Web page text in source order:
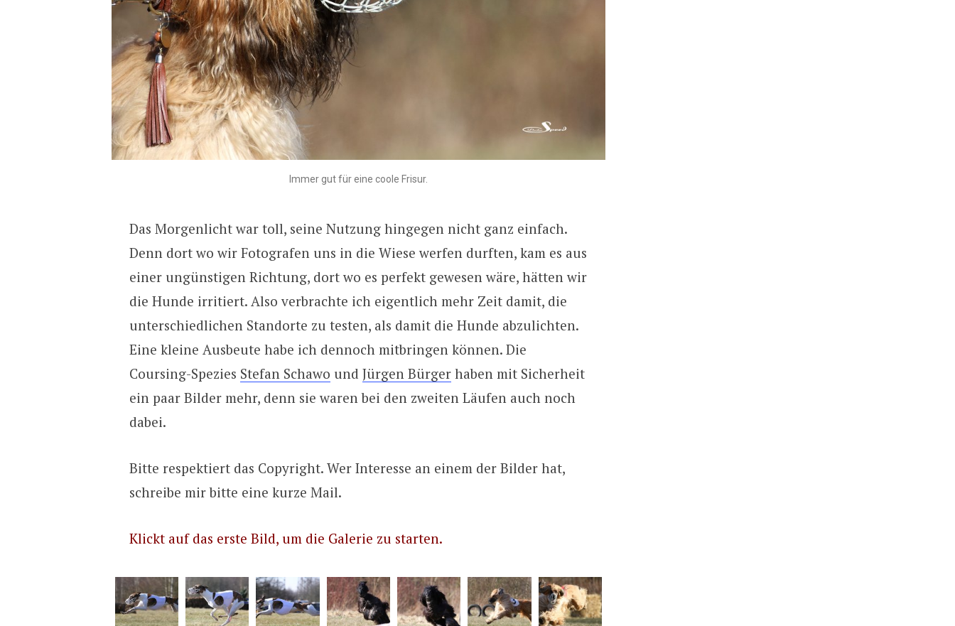
Immer gut für eine coole Frisur.
Das Morgenlicht war toll, seine Nutzung hingegen nicht ganz einfach.
Denn dort wo wir Fotografen uns in die Wiese werfen durften, kam es aus
einer ungünstigen Richtung, dort wo es perfekt gewesen wäre, hätten wir
die Hunde irritiert. Also verbrachte ich eigentlich mehr Zeit damit, die
unterschiedlichen Standorte zu testen, als damit die Hunde abzulichten.
Eine kleine Ausbeute habe ich dennoch mitbringen können. Die
Coursing-Spezies Stefan Schawo und Jürgen Bürgerhaben mit Sicherheit
ein paar Bilder mehr, denn sie waren bei den zweiten Läufen auch noch
dabei.
Bitte respektiert das Copyright. Wer Interesse an einem der Bilder hat,
schreibe mir bitte eine kurze Mail.
Klickt auf das erste Bild, um die Galerie zu starten.